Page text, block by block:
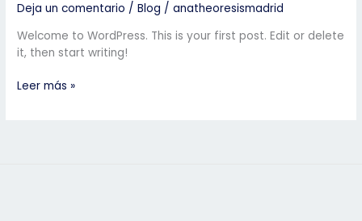
Deja un comentario /Blog /anatheoresismadrid
Welcome to WordPress. This is your first post. Edit or delete
it, then start writing!
Leer más »